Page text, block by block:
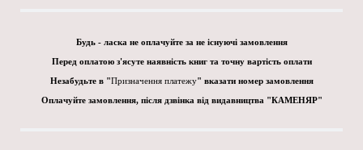
Будь - ласка не оплачуйте за не існуючі замовлення
Перед оплатою з'ясуте наявність книг та точну вартість оплати
Незабудьте в "Призначення платежу" вказати номер замовлення
Оплачуйте замовлення, після дзвінка від видавництва "КАМЕНЯР"